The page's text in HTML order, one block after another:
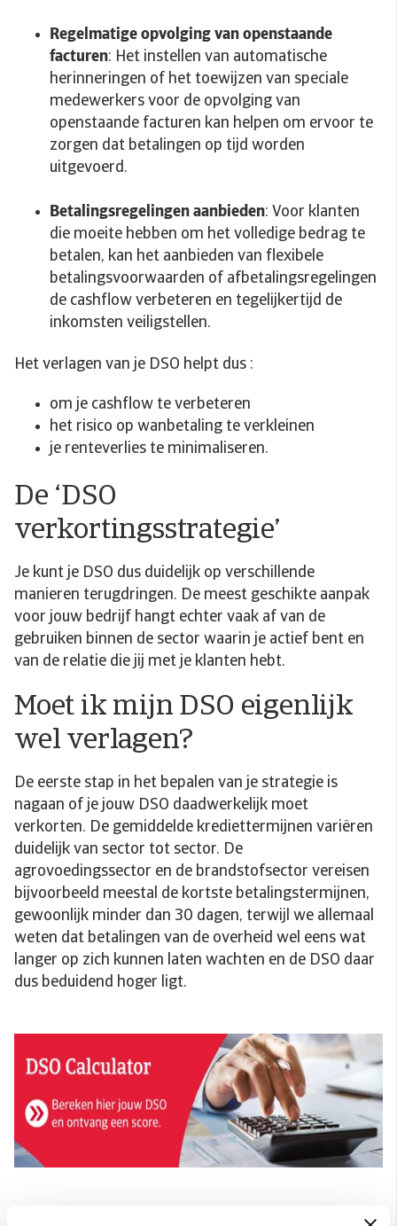
Regelmatige opvolging van openstaande
facturen: Het instellen van automatische
herinneringen of het toewijzen van speciale
medewerkers voor de opvolging van
openstaande facturen kan helpen om ervoor te
zorgen dat betalingen op tijd worden
uitgevoerd.
Betalingsregelingen aanbieden: Voor klanten
die moeite hebben om het volledige bedrag te
betalen, kan het aanbieden van flexibele
betalingsvoorwaarden of afbetalingsregelingen
de cashflow verbeteren en tegelijkertijd de
inkomsten veiligstellen.
Het verlagen van je DSO helpt dus :
om je cashflow te verbeteren
het risico op wanbetaling te verkleinen
je renteverlies te minimaliseren.
De ‘DSO
verkortingsstrategie’
Je kunt je DSO dus duidelijk op verschillende
manieren terugdringen. De meest geschikte aanpak
voor jouw bedrijf hangt echter vaak af van de
gebruiken binnen de sector waarin je actief bent en
van de relatie die jij met je klanten hebt.
Moet ik mijn DSO eigenlijk
wel verlagen?
De eerste stap in het bepalen van je strategie is
nagaan of je jouw DSO daadwerkelijk moet
verkorten. De gemiddelde krediettermijnen variëren
duidelijk van sector tot sector. De
agrovoedingssector en de brandstofsector vereisen
bijvoorbeeld meestal de kortste betalingstermijnen,
gewoonlijk minder dan 30 dagen, terwijl we allemaal
weten dat betalingen van de overheid wel eens wat
langer op zich kunnen laten wachten en de DSO daar
dus beduidend hoger ligt.